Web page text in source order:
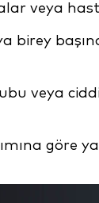
veya
birey
veya
göre